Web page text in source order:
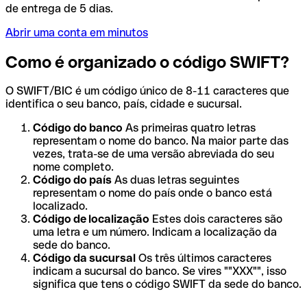
de entrega de 5 dias.
Abrir uma conta em minutos
Como é organizado o código SWIFT?
O SWIFT/BIC é um código único de 8-11 caracteres que
identifica o seu banco, país, cidade e sucursal.
Código do banco As primeiras quatro letras
representam o nome do banco. Na maior parte das
vezes, trata-se de uma versão abreviada do seu
nome completo.
Código do país As duas letras seguintes
representam o nome do país onde o banco está
localizado.
Código de localização Estes dois caracteres são
uma letra e um número. Indicam a localização da
sede do banco.
Código da sucursal Os três últimos caracteres
indicam a sucursal do banco. Se vires ""XXX"", isso
significa que tens o código SWIFT da sede do banco.